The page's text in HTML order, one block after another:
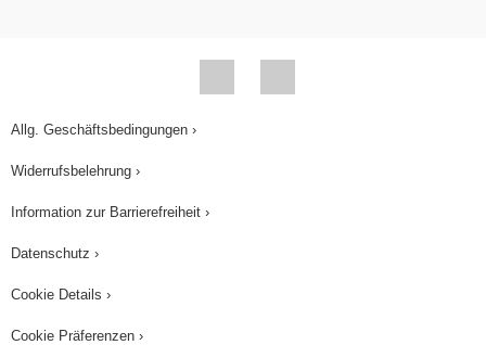
Allg. Geschäftsbedingungen ›
Widerrufsbelehrung ›
Information zur Barrierefreiheit ›
Datenschutz ›
Cookie Details ›
Cookie Präferenzen ›